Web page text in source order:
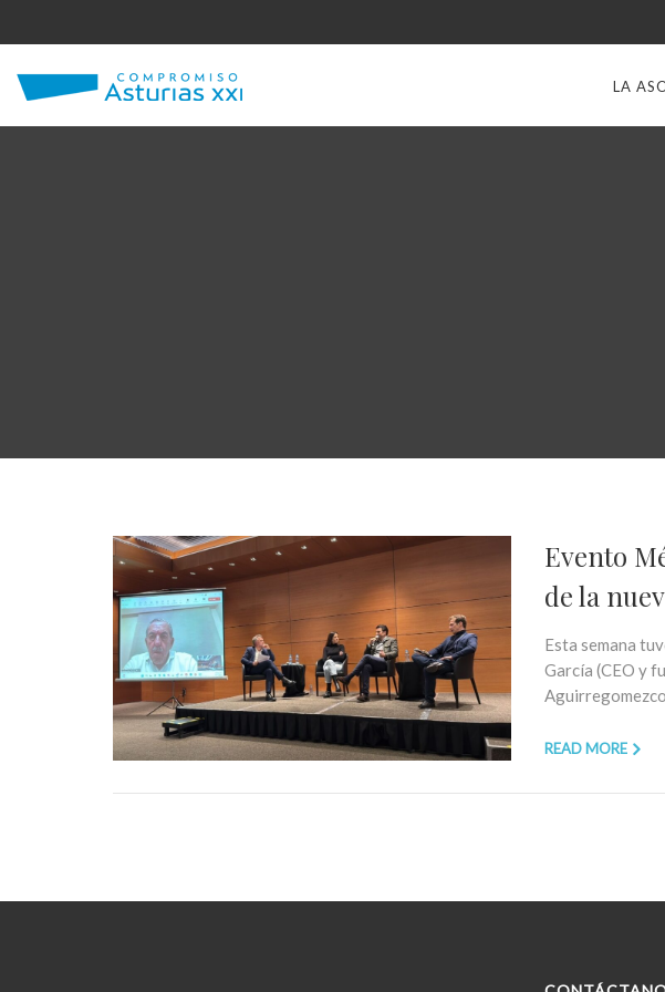
LA
Evento
de la
Esta semana
García (CEO y
READ MORE